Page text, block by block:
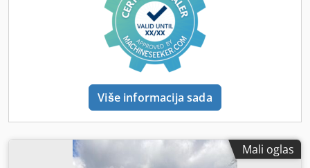
Više informacija sada
Mali oglas